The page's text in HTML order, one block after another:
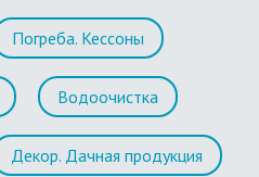
Погреба. Кессоны
Водоочистка
Декор. Дачная продукция